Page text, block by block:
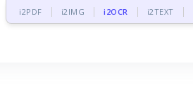
i2PDF i2IMG i2OCR i2TEXT